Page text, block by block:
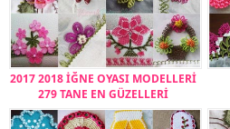
2017 2018 İĞNE OYASI MODELLERİ
279 TANE EN GÜZELLERİ